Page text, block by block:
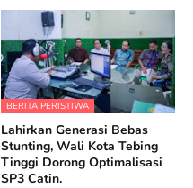
BERITA PERISTIWA
Lahirkan Generasi Bebas
Stunting, Wali Kota Tebing
Tinggi Dorong Optimalisasi
SP3 Catin.